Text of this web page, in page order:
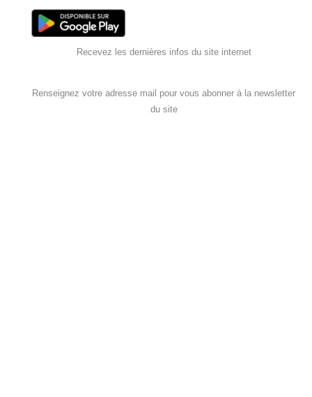
Recevez les dernières infos du site internet
Renseignez votre adresse mail pour vous abonner à la newsletter
du site